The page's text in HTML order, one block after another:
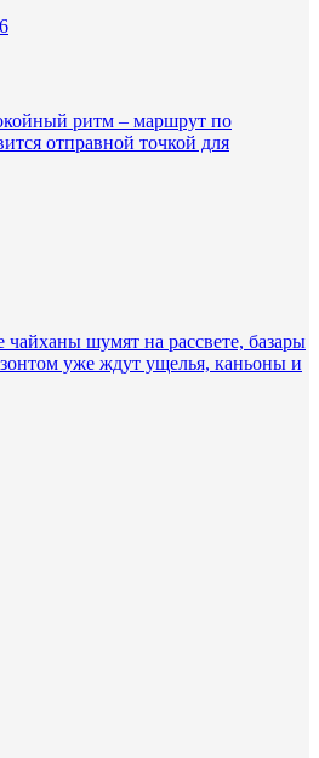
ритм – маршрут по
отправной точкой для
чайханы шумят на рассвете, базары
уже ждут ущелья, каньоны и